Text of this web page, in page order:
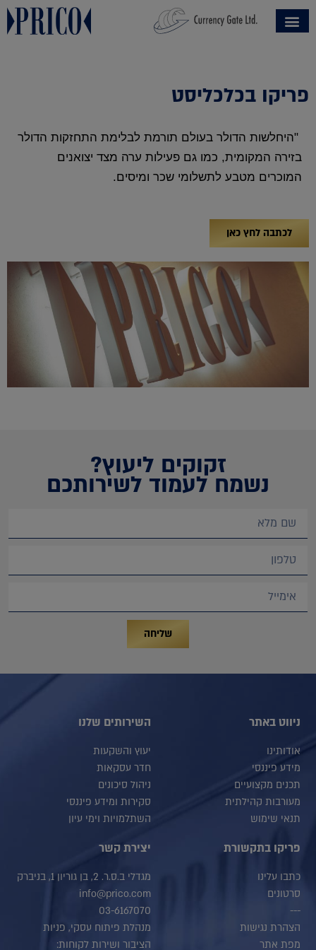
פריקו בכלכליסט
"היחלשות הדולר בעולם תורמת לבלימת התחזקות הדולר
בזירה המקומית, כמו גם פעילות ערה מצד יצואנים
המוכרים מטבע לתשלומי שכר ומיסים.
לכתבה לחץ כאן
זקוקים ליעוץ?
נשמח לעמוד לשירותכם
שליחה
ניווט באתר
אודותינו
מידע פיננסי
תכנים מקצועיים
מעורבות קהילתית
תנאי שימוש
השירותים שלנו
יעוץ והשקעות
חדר עסקאות
ניהול סיכונים
סקירות ומידע פיננסי
השתלמויות וימי עיון
פריקו בתקשורת
כתבו עלינו
סרטונים
---
הצהרת נגישות
מפת אתר
יצירת קשר
מגדלי ב.ס.ר. 2, בן גוריון 1, בניברק
info@prico.com
03-6167070
מנהלת פיתוח עסקי, פניות
הציבור ושירות לקוחות: